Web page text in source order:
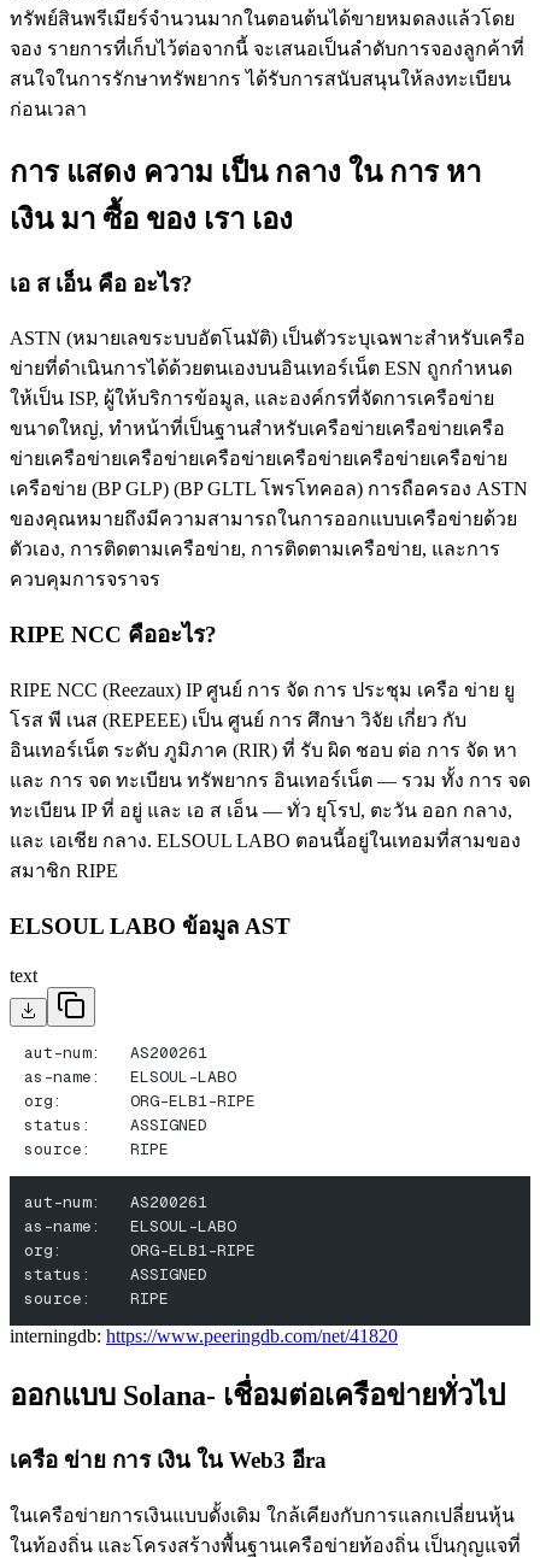
ทรัพย์สินพรีเมียร์จํานวนมากในตอนต้นได้ขายหมดลงแล้วโดย
จอง รายการที่เก็บไว้ต่อจากนี้ จะเสนอเป็นลําดับการจองลูกค้าที่
สนใจในการรักษาทรัพยากร ได้รับการสนับสนุนให้ลงทะเบียน
ก่อนเวลา
การ แสดง ความ เป็น กลาง ใน การ หา
เงิน มา ซื้อ ของ เรา เอง
เอ ส เอ็น คือ อะไร?
ASTN (หมายเลขระบบอัตโนมัติ) เป็นตัวระบุเฉพาะสําหรับเครือ
ข่ายที่ดําเนินการได้ด้วยตนเองบนอินเทอร์เน็ต ESN ถูกกําหนด
ให้เป็น ISP, ผู้ให้บริการข้อมูล, และองค์กรที่จัดการเครือข่าย
ขนาดใหญ่, ทําหน้าที่เป็นฐานสําหรับเครือข่ายเครือข่ายเครือ
ข่ายเครือข่ายเครือข่ายเครือข่ายเครือข่ายเครือข่ายเครือข่าย
เครือข่าย (BP GLP) (BP GLTL โพรโทคอล) การถือครอง ASTN
ของคุณหมายถึงมีความสามารถในการออกแบบเครือข่ายด้วย
ตัวเอง, การติดตามเครือข่าย, การติดตามเครือข่าย, และการ
ควบคุมการจราจร
RIPE NCC คืออะไร?
RIPE NCC (Reezaux) IP ศูนย์ การ จัด การ ประชุม เครือ ข่าย ยู
โรส พี เนส (REPEEE) เป็น ศูนย์ การ ศึกษา วิจัย เกี่ยว กับ
อินเทอร์เน็ต ระดับ ภูมิภาค (RIR) ที่ รับ ผิด ชอบ ต่อ การ จัด หา
และ การ จด ทะเบียน ทรัพยากร อินเทอร์เน็ต — รวม ทั้ง การ จด
ทะเบียน IP ที่ อยู่ และ เอ ส เอ็น — ทั่ว ยุโรป, ตะวัน ออก กลาง,
และ เอเชีย กลาง. ELSOUL LABO ตอนนี้อยู่ในเทอมที่สามของ
สมาชิก RIPE
ELSOUL LABO ข้อมูล AST
text
aut-num:   AS200261
as-name:   ELSOUL-LABO
org:       ORG-ELB1-RIPE
status:    ASSIGNED
source:    RIPE
aut-num:   AS200261
as-name:   ELSOUL-LABO
org:       ORG-ELB1-RIPE
status:    ASSIGNED
source:    RIPE
interningdb: https://www.peeringdb.com/net/41820
ออกแบบ Solana- เชื่อมต่อเครือข่ายทั่วไป
เครือ ข่าย การ เงิน ใน Web3 อีra
ในเครือข่ายการเงินแบบดั้งเดิม ใกล้เคียงกับการแลกเปลี่ยนหุ้น
ในท้องถิ่น และโครงสร้างพื้นฐานเครือข่ายท้องถิ่น เป็นกุญแจที่